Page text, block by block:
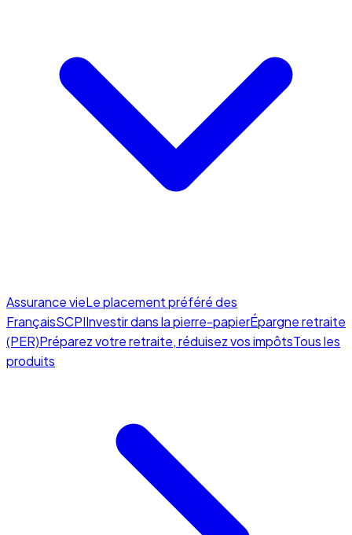
Assurance vieLe placement préféré des
FrançaisSCPIInvestir dans la pierre-papierÉpargne retraite
(PER)Préparez votre retraite, réduisez vos impôtsTous les
produits